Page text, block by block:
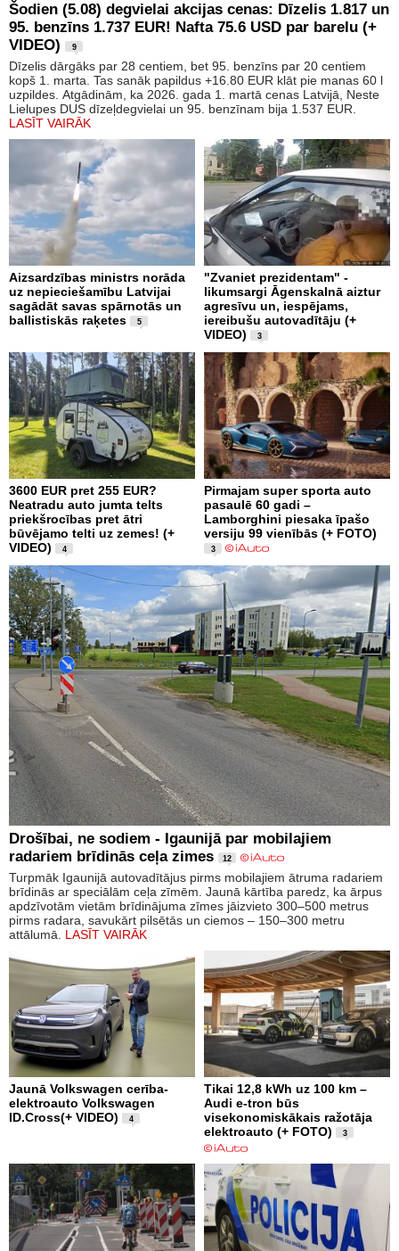
Šodien (5.08) degvielai akcijas cenas: Dīzelis 1.817 un
95. benzīns 1.737 EUR! Nafta 75.6 USD par barelu (+
VIDEO)
9
Dīzelis dārgāks par 28 centiem, bet 95. benzīns par 20 centiem
kopš 1. marta. Tas sanāk papildus +16.80 EUR klāt pie manas 60 l
uzpildes. Atgādinām, ka 2026. gada 1. martā cenas Latvijā, Neste
Lielupes DUS dīzeļdegvielai un 95. benzīnam bija 1.537 EUR.
LASĪT VAIRĀK
Aizsardzības ministrs norāda
uz nepieciešamību Latvijai
sagādāt savas spārnotās un
ballistiskās raķetes
5
"Zvaniet prezidentam" -
likumsargi Āgenskalnā aiztur
agresīvu un, iespējams,
iereibušu autovadītāju (+
VIDEO)
3
3600 EUR pret 255 EUR?
Neatradu auto jumta telts
priekšrocības pret ātri
būvējamo telti uz zemes! (+
VIDEO)
4
Pirmajam super sporta auto
pasaulē 60 gadi –
Lamborghini piesaka īpašo
versiju 99 vienībās (+ FOTO)
3
Drošībai, ne sodiem - Igaunijā par mobilajiem
radariem brīdinās ceļa zimes
12
Turpmāk Igaunijā autovadītājus pirms mobilajiem ātruma radariem
brīdinās ar speciālām ceļa zīmēm. Jaunā kārtība paredz, ka ārpus
apdzīvotām vietām brīdinājuma zīmes jāizvieto 300–500 metrus
pirms radara, savukārt pilsētās un ciemos – 150–300 metru
attālumā. LASĪT VAIRĀK
Jaunā Volkswagen cerība-
elektroauto Volkswagen
ID.Cross(+ VIDEO)
4
Tikai 12,8 kWh uz 100 km –
Audi e-tron būs
visekonomiskākais ražotāja
elektroauto (+ FOTO)
3